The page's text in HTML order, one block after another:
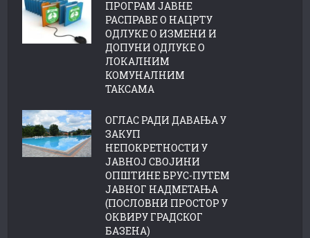
ПРОГРАМ ЈАВНЕ
РАСПРАВЕ О НАЦРТУ
ОДЛУКЕ О ИЗМЕНИ И
ДОПУНИ ОДЛУКЕ О
ЛОКАЛНИМ
КОМУНАЛНИМ
ТАКСАМА
ОГЛАС РАДИ ДАВАЊА У
ЗАКУП
НЕПОКРЕТНОСТИ У
ЈАВНОЈ СВОЈИНИ
ОПШТИНЕ БРУС-ПУТЕМ
ЈАВНОГ НАДМЕТАЊА
(ПОСЛОВНИ ПРОСТОР У
ОКВИРУ ГРАДСКОГ
БАЗЕНА)